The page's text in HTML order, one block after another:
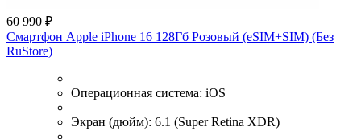
60 990 ₽
Смартфон Apple iPhone 16 128Гб Розовый (eSIM+SIM) (Без
RuStore)
Операционная система: iOS
Экран (дюйм): 6.1 (Super Retina XDR)